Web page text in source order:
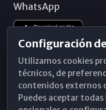
WhatsApp
Configuración
Utilizamos cookies
técnicos, de
contenidos externos
Puedes aceptar